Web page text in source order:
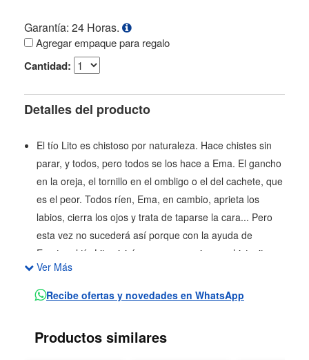
Garantía: 24 Horas.
Agregar empaque para regalo
Cantidad:
Detalles del producto
El tío Lito es chistoso por naturaleza. Hace chistes sin
parar, y todos, pero todos se los hace a Ema. El gancho
en la oreja, el tornillo en el ombligo o el del cachete, que
es el peor. Todos ríen, Ema, en cambio, aprieta los
labios, cierra los ojos y trata de taparse la cara... Pero
esta vez no sucederá así porque con la ayuda de
Emota, el tío Lito vivirá en carne propia sus chistecitos.
Ver Más
Recibe ofertas y novedades en WhatsApp
Productos similares